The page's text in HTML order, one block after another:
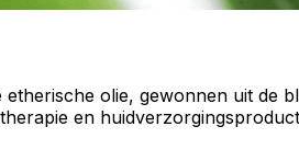
etherische olie, gewonnen uit de
en